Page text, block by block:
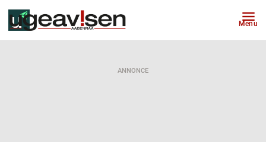
Menu
ANNONCE